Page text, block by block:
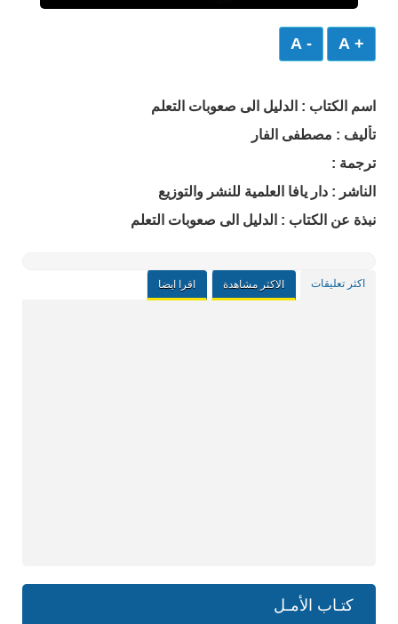
+ A
- A
اسم الكتاب : الدليل الى صعوبات التعلم
تأليف : مصطفى الفار
ترجمة :
الناشر : دار يافا العلمية للنشر والتوزيع
نبذة عن الكتاب : الدليل الى صعوبات التعلم
اكثر تعليقات الاكثر مشاهدة اقرا ايضا
كتـاب الأمـل